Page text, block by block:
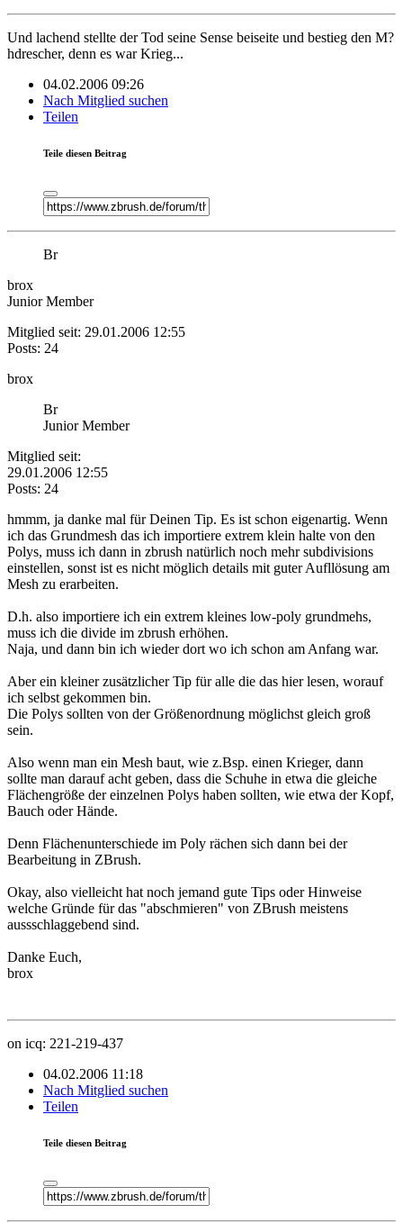
Und lachend stellte der Tod seine Sense beiseite und bestieg den M?
hdrescher, denn es war Krieg...
04.02.2006 09:26
Nach Mitglied suchen
Teilen
Teile diesen Beitrag
Br
brox
Junior Member
Mitglied seit: 29.01.2006 12:55
Posts: 24
brox
Br
Junior Member
Mitglied seit:
29.01.2006 12:55
Posts: 24
hmmm, ja danke mal für Deinen Tip. Es ist schon eigenartig. Wenn
ich das Grundmesh das ich importiere extrem klein halte von den
Polys, muss ich dann in zbrush natürlich noch mehr subdivisions
einstellen, sonst ist es nicht möglich details mit guter Aufllösung am
Mesh zu erarbeiten.
D.h. also importiere ich ein extrem kleines low-poly grundmehs,
muss ich die divide im zbrush erhöhen.
Naja, und dann bin ich wieder dort wo ich schon am Anfang war.
Aber ein kleiner zusätzlicher Tip für alle die das hier lesen, worauf
ich selbst gekommen bin.
Die Polys sollten von der Größenordnung möglichst gleich groß
sein.
Also wenn man ein Mesh baut, wie z.Bsp. einen Krieger, dann
sollte man darauf acht geben, dass die Schuhe in etwa die gleiche
Flächengröße der einzelnen Polys haben sollten, wie etwa der Kopf,
Bauch oder Hände.
Denn Flächenunterschiede im Poly rächen sich dann bei der
Bearbeitung in ZBrush.
Okay, also vielleicht hat noch jemand gute Tips oder Hinweise
welche Gründe für das "abschmieren" von ZBrush meistens
aussschlaggebend sind.
Danke Euch,
brox
on icq: 221-219-437
04.02.2006 11:18
Nach Mitglied suchen
Teilen
Teile diesen Beitrag